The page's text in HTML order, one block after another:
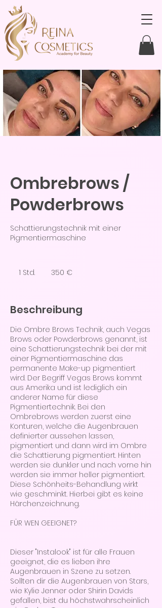
Ombrebrows /
Powderbrows
Schattierungstechnik mit einer
Pigmentiermaschine
1 Std. 350 €
Beschreibung
Die Ombre Brows Technik, auch Vegas
Brows oder Powderbrows genannt, ist
eine Schattierungstechnik bei der mit
einer Pigmentiermaschine das
permanente Make-up pigmentiert
wird. Der Begriff Vegas Brows kommt
aus Amerika und ist lediglich ein
anderer Name für diese
Pigmentiertechnik. Bei den
Ombrebrows werden zuerst eine
Konturen, welche die Augenbrauen
definierter aussehen lassen,
pigmentiert und dann wird im Ombre
die Schattierung pigmentiert. Hinten
werden sie dunkler und nach vorne hin
werden sie immer heller pigmentiert.
Diese Schönheits-Behandlung wirkt
wie geschminkt. Hierbei gibt es keine
Härchenzeichnung.
FÜR WEN GEEIGNET?
Dieser "Instalook" ist für alle Frauen
geeignet, die es lieben ihre
Augenbrauen in Szene zu setzen.
Sollten dir die Augenbrauen von Stars,
wie Kylie Jenner oder Shirin Davids
gefallen, bist du höchstwahrscheinlich